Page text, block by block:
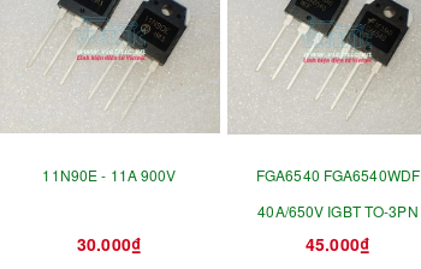
11N90E - 11A 900V
30.000₫
FGA6540 FGA6540WDF
40A/650V IGBT TO-3PN
45.000₫